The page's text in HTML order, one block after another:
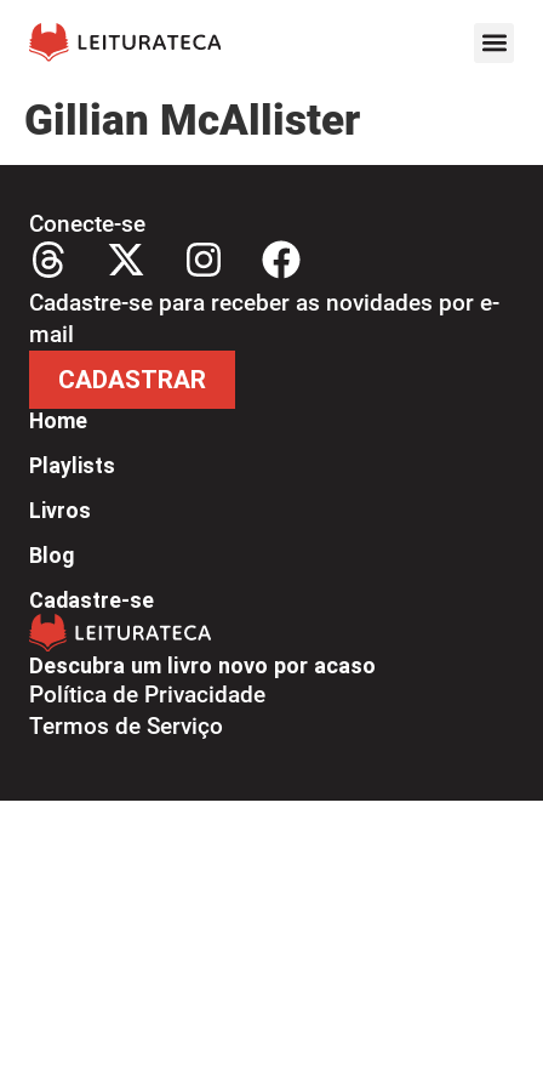
Gillian McAllister
Descubra um livro novo por acaso
Política de Privacidade
Termos de Serviço
Home
Playlists
Livros
Blog
Cadastre-se
Conecte-se
Cadastre-se para receber as novidades por e-
mail
CADASTRAR